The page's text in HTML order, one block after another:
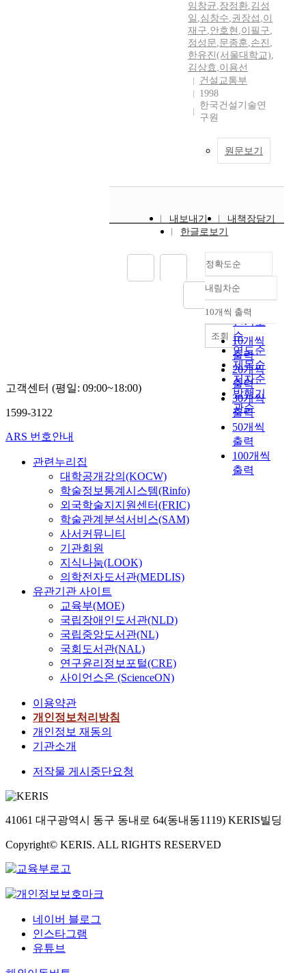
임창균,장정환,김성
일 ,심창수,권장섭 ,이
재구,안호현 ,이필구,
정성문,문종훈,손진 ,
한유진(서울대학교),
김상효 ,이용선
건설교통부
1998
한국건설기술연
구원
원문보기
내보내기
내책장담기
한글로보기
정확도순
정확도
순
인기도
순
연도순
제목순
저자순
발행기
관순
내림차순
내림차순
10개씩 출력
10개씩
출력
20개씩
출력
30개씩
출력
50개씩
출력
100개씩
출력
조회
고객센터 (평일: 09:00~18:00)
1599-3122
ARS 번호안내
관련누리집
대학공개강의(KOCW)
학술정보통계시스템(Rinfo)
외국학술지지원센터(FRIC)
학술관계분석서비스(SAM)
사서커뮤니티
기관회원
지식나눔(LOOK)
의학전자도서관(MEDLIS)
유관기관 사이트
교육부(MOE)
국립장애인도서관(NLD)
국립중앙도서관(NL)
국회도서관(NAL)
연구윤리정보포털(CRE)
사이언스온 (ScienceON)
이용약관
개인정보처리방침
개인정보 재동의
기관소개
저작물 게시중단요청
41061 대구광역시 동구 동내로 64(동내동1119) KERIS빌딩
Copyright© KERIS. ALL RIGHTS RESERVED
네이버 블로그
인스타그램
유튜브